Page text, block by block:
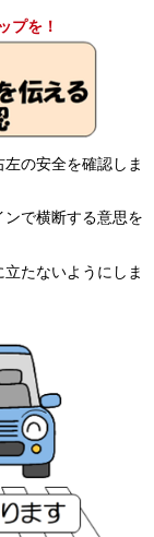
プを！
の安全を確認しま
で横断する意思を
たないようにしま